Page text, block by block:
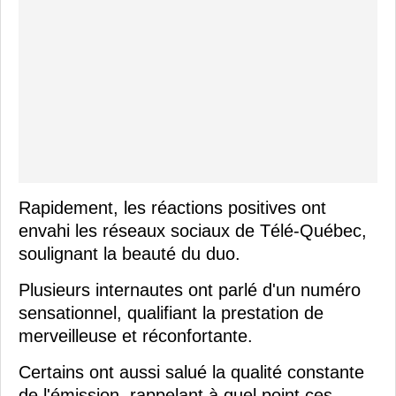
Rapidement, les réactions positives ont
envahi les réseaux sociaux de Télé-Québec,
soulignant la beauté du duo.
Plusieurs internautes ont parlé d'un numéro
sensationnel, qualifiant la prestation de
merveilleuse et réconfortante.
Certains ont aussi salué la qualité constante